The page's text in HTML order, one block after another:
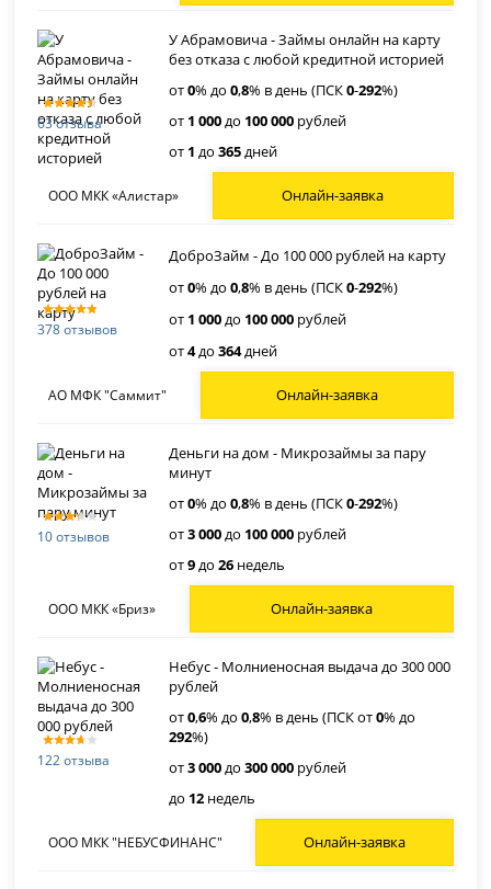
63 отзыва
У Абрамовича - Займы онлайн на карту
без отказа с любой кредитной историей
от0% до0,8% в день (ПСК0-292%)
от 1 000до 100 000 рублей
от 1 до365дней
ООО МКК «Алистар» Онлайн-заявка
378 отзывов
ДоброЗайм - До 100 000 рублей на карту
от0% до0,8% в день (ПСК0-292%)
от 1 000до 100 000 рублей
от4до364дней
АО МФК "Саммит" Онлайн-заявка
10 отзывов
Деньги на дом - Микрозаймы за пару
минут
от0% до0,8% в день (ПСК0-292%)
от3 000до 100 000 рублей
от9до26 недель
ООО МКК «Бриз» Онлайн-заявка
122 отзыва
Небус - Молниеносная выдача до 300 000
рублей
от0,6% до0,8% в день (ПСК от0% до
292%)
от3 000до300 000 рублей
до 12 недель
ООО МКК "НЕБУСФИНАНС" Онлайн-заявка